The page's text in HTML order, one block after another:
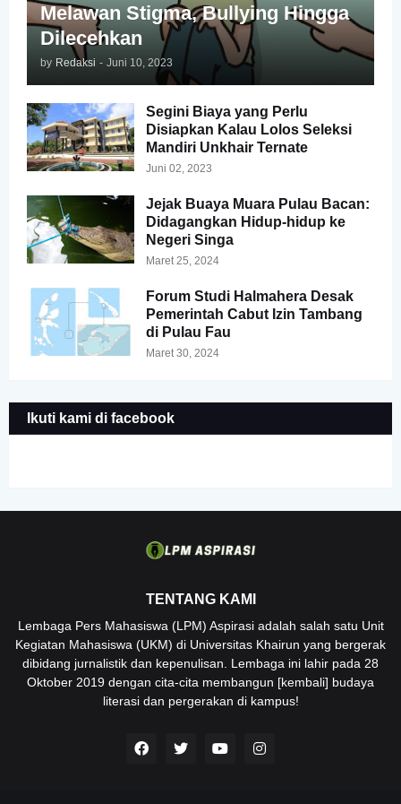
Melawan Stigma, Bullying Hingga
Dilecehkan
by Redaksi - Juni 10, 2023
Segini Biaya yang Perlu
Disiapkan Kalau Lolos Seleksi
Mandiri Unkhair Ternate
Juni 02, 2023
Jejak Buaya Muara Pulau Bacan:
Didagangkan Hidup-hidup ke
Negeri Singa
Maret 25, 2024
Forum Studi Halmahera Desak
Pemerintah Cabut Izin Tambang
di Pulau Fau
Maret 30, 2024
Ikuti kami di facebook
TENTANG KAMI
Lembaga Pers Mahasiswa (LPM) Aspirasi adalah salah satu Unit
Kegiatan Mahasiswa (UKM) di Universitas Khairun yang bergerak
dibidang jurnalistik dan kepenulisan. Lembaga ini lahir pada 28
Oktober 2019 dengan cita-cita membangun [kembali] budaya
literasi dan pergerakan di kampus!